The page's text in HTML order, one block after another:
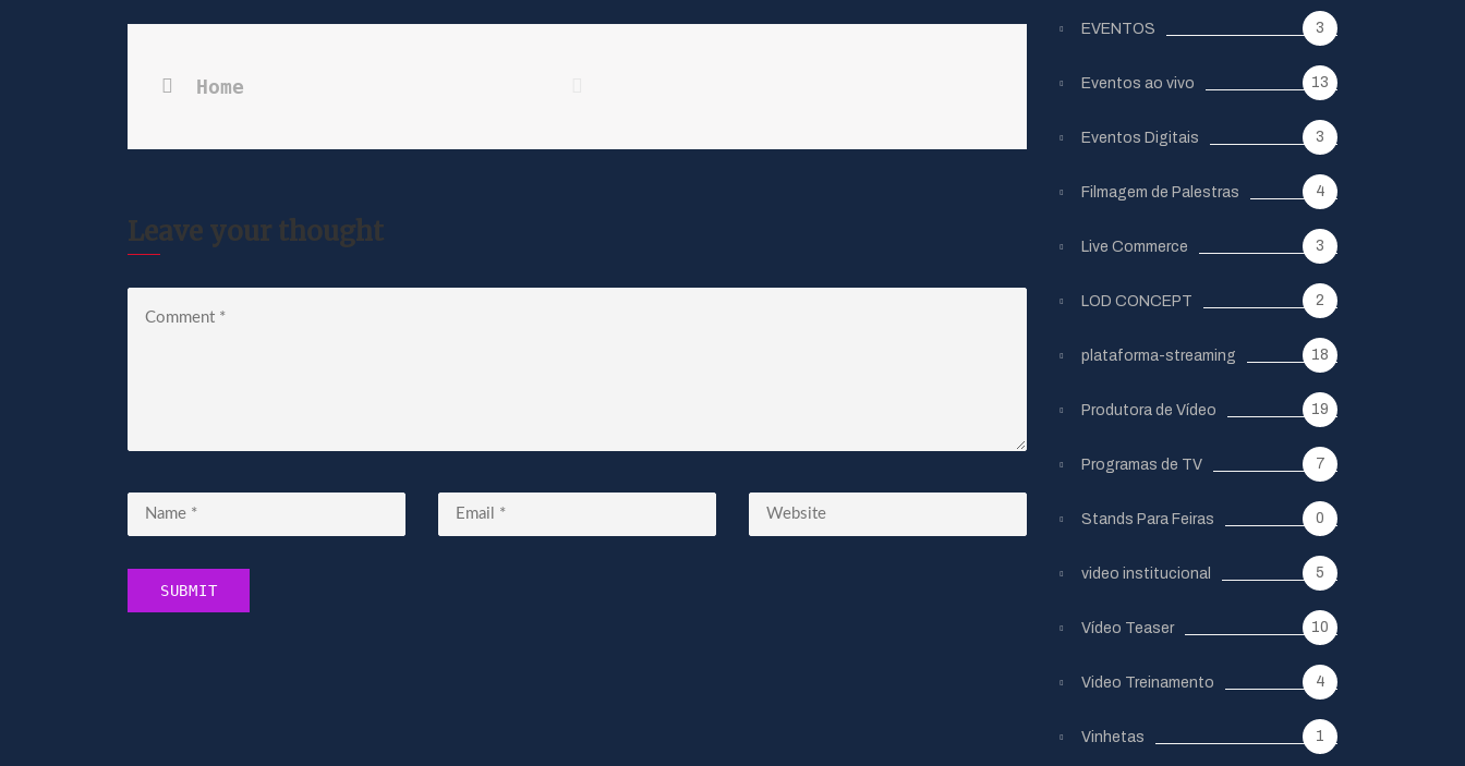
Home
Leave your thought
EVENTOS 3
Eventos ao vivo 13
Eventos Digitais 3
Filmagem de Palestras 4
Live Commerce 3
LOD CONCEPT 2
plataforma-streaming 18
Produtora de Vídeo 19
Programas de TV 7
Stands Para Feiras 0
video institucional 5
Vídeo Teaser 10
Video Treinamento 4
Vinhetas 1